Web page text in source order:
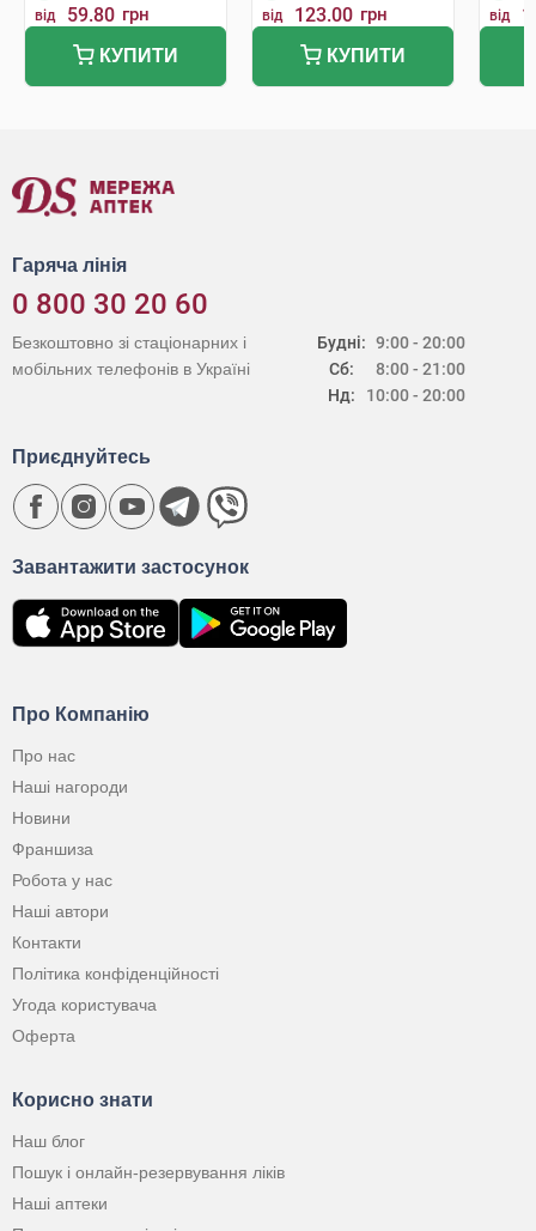
від 59.80 грн
КУПИТИ
від 123.00 грн
КУПИТИ
від
Гаряча лінія
0 800 30 20 60
Будні:
Сб:
Нд:
9:00 - 20:00
8:00 - 21:00
10:00 - 20:00
Безкоштовно зі стаціонарних і
мобільних телефонів в Україні
Про Компанію
Про нас
Наші нагороди
Новини
Франшиза
Робота у нас
Наші автори
Контакти
Політика конфіденційності
Угода користувача
Оферта
Корисно знати
Наш блог
Пошук і онлайн-резервування ліків
Наші аптеки
Завантажити застосунок
Приєднуйтесь